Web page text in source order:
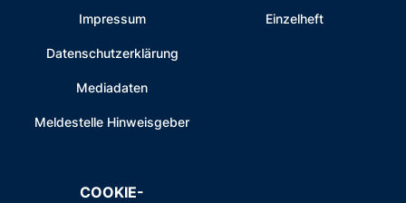
Impressum
Datenschutzerklärung
Mediadaten
Meldestelle Hinweisgeber
Einzelheft
COOKIE-